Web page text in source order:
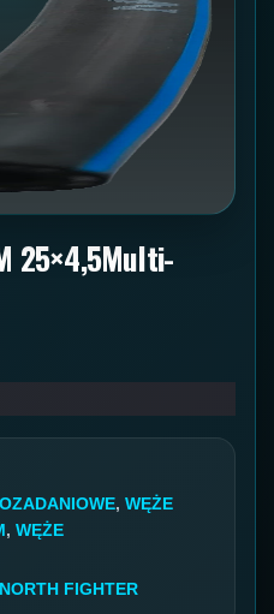
25×4,5Multi-
, WĘŻE
, WĘŻE
NORTH FIGHTER